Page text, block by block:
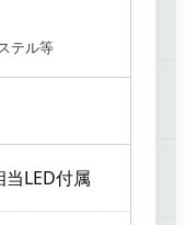
テル等
LED付属